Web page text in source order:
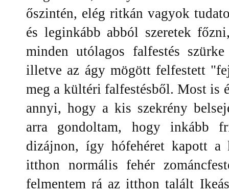
őszintén, elég ritkán vagyok
és leginkább abból szeretek
minden utólagos falfestés
illetve az ágy mögött felfestett
meg a kültéri falfestésből. Most is
annyi, hogy a kis szekrény
arra gondoltam, hogy inkább
dizájnon, így hófehéret kapott a
itthon normális fehér
felmentem rá az itthon talált